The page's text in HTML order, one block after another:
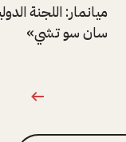
ميانمار: اللجنة
سان سو تشي»